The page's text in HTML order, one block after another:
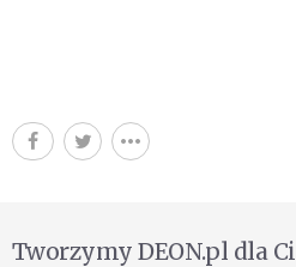
Tworzymy DEON.pl dla